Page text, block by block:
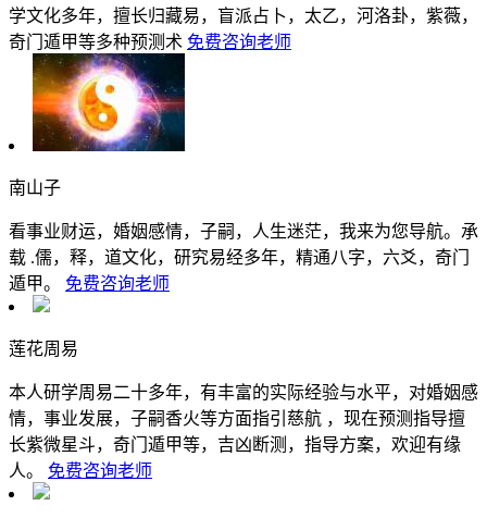
学文化多年，擅长归藏易，盲派占卜，太乙，河洛卦，紫薇，
奇门遁甲等多种预测术 免费咨询老师
南山子
看事业财运，婚姻感情，子嗣，人生迷茫，我来为您导航。承
载 .儒，释，道文化，研究易经多年，精通八字，六爻，奇门
遁甲。
免费咨询老师
莲花周易
本人研学周易二十多年，有丰富的实际经验与水平，对婚姻感
情，事业发展，子嗣香火等方面指引慈航 ，现在预测指导擅
长紫微星斗，奇门遁甲等，吉凶断测，指导方案，欢迎有缘
人。
免费咨询老师